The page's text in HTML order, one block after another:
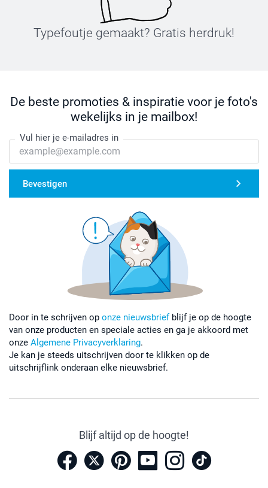
Typefoutje gemaakt? Gratis herdruk!
De beste promoties & inspiratie voor je foto's
wekelijks in je mailbox!
Vul hier je e-mailadres in
Bevestigen
Door in te schrijven op onze nieuwsbriefblijf je op de hoogte
van onze producten en speciale acties en ga je akkoord met
onze Algemene Privacyverklaring.
Je kan je steeds uitschrijven door te klikken op de
uitschrijflink onderaan elke nieuwsbrief.
Blijf altijd op de hoogte!